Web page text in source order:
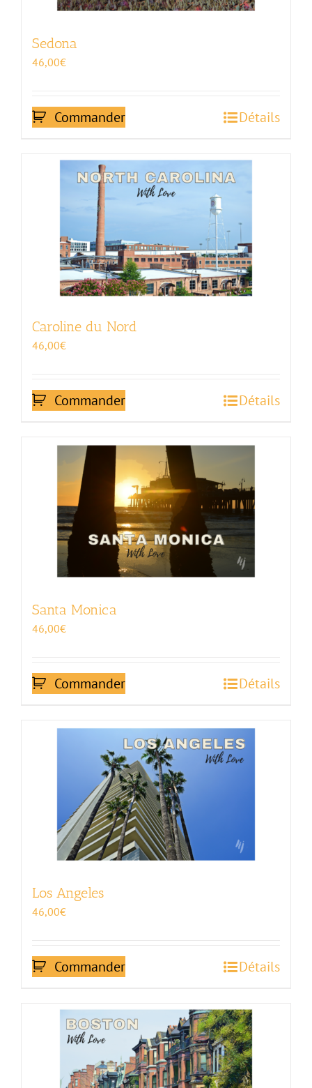
Sedona
46,00€
Commander Détails
Caroline du Nord
46,00€
Commander Détails
Santa Monica
46,00€
Commander Détails
Los Angeles
46,00€
Commander Détails